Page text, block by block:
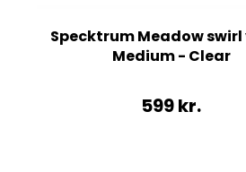
Specktrum Meadow swirl
Medium - Clear
599kr.